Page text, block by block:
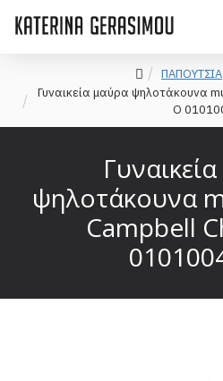
ΠΑΠΟΥΤΣΙΑ
Γυναικεία μαύρα ψηλοτάκουνα
O
ψηλοτάκουνα
Campbell